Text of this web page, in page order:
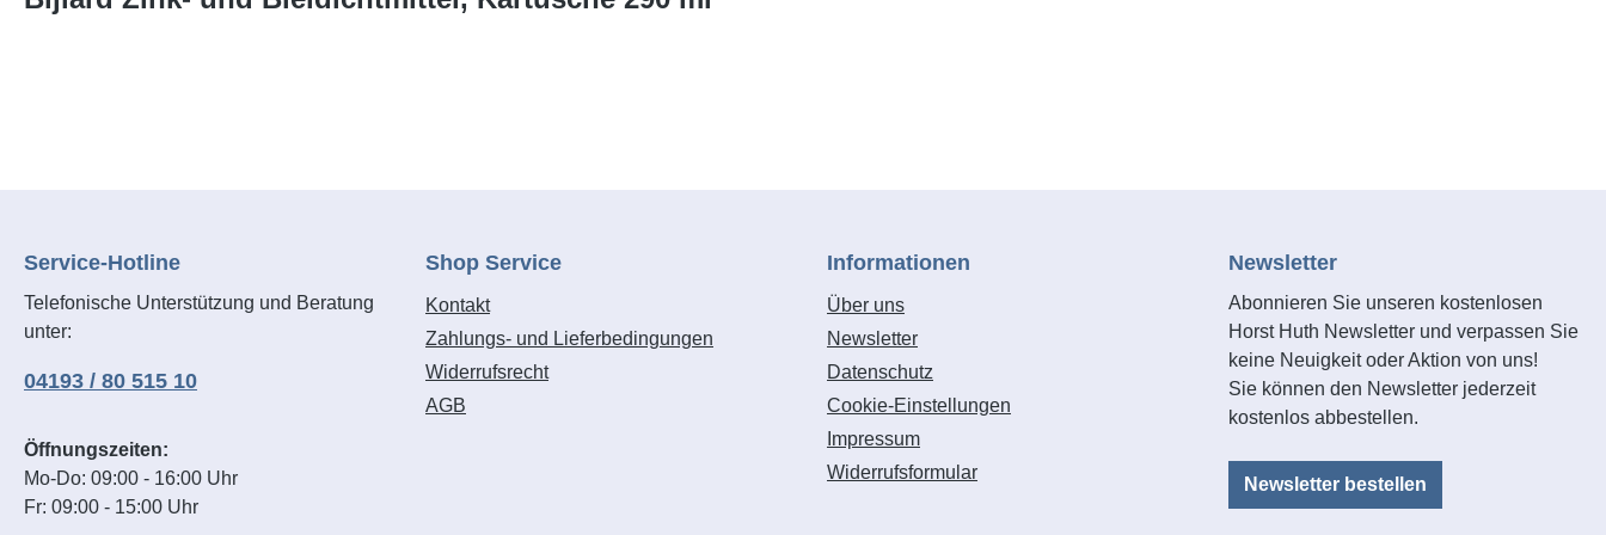
Service-Hotline
Telefonische Unterstützung und Beratung
unter:
04193 / 80 515 10
Öffnungszeiten:
Mo-Do: 09:00 - 16:00 Uhr
Fr: 09:00 - 15:00 Uhr
Shop Service
Kontakt
Zahlungs- und Lieferbedingungen
Widerrufsrecht
AGB
Informationen
Über uns
Newsletter
Datenschutz
Cookie-Einstellungen
Impressum
Widerrufsformular
Newsletter
Abonnieren Sie unseren kostenlosen
Horst Huth Newsletter und verpassen Sie
keine Neuigkeit oder Aktion von uns!
Sie können den Newsletter jederzeit
kostenlos abbestellen.
Newsletter bestellen